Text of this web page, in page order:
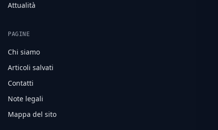
Attualità
PAGINE
Chi siamo
Articoli salvati
Contatti
Note legali
Mappa del sito